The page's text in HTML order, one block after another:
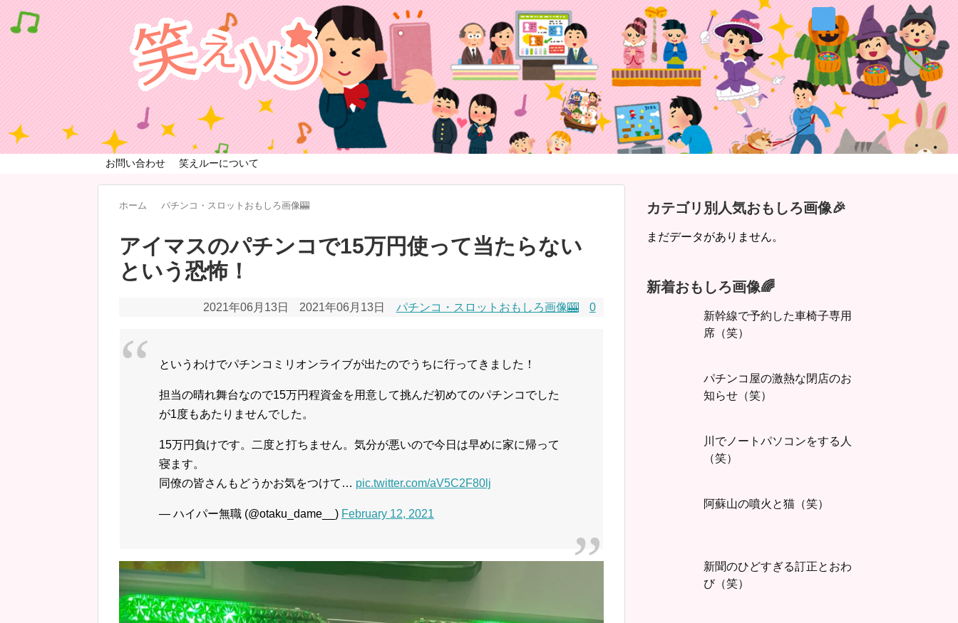
お問い合わせ 笑えルーについて
ホーム パチンコ・スロットおもしろ画像🎰
アイマスのパチンコで15万円使って当たらない
という恐怖！
2021年06月13日 2021年06月13日 パチンコ・スロットおもしろ画像🎰 0
というわけでパチンコミリオンライブが出たのでうちに行ってきました！
担当の晴れ舞台なので15万円程資金を用意して挑んだ初めてのパチンコでした
が1度もあたりませんでした。
15万円負けです。二度と打ちません。気分が悪いので今日は早めに家に帰って
寝ます。
同僚の皆さんもどうかお気をつけて… pic.twitter.com/aV5C2F80lj
— ハイパー無職 (@otaku_dame__) February 12, 2021
カテゴリ別人気おもしろ画像🎉
まだデータがありません。
新着おもしろ画像🌈
新幹線で予約した車椅子専用
席（笑）
パチンコ屋の激熱な閉店のお
知らせ（笑）
川でノートパソコンをする人
（笑）
阿蘇山の噴火と猫（笑）
新聞のひどすぎる訂正とおわ
び（笑）